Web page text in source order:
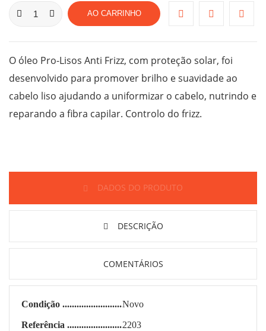
AO CARRINHO
O óleo Pro-Lisos Anti Frizz, com proteção solar, foi
desenvolvido para promover brilho e suavidade ao
cabelo liso ajudando a uniformizar o cabelo, nutrindo e
reparando a fibra capilar. Controlo do frizz.
DADOS DO PRODUTO
DESCRIÇÃO
COMENTÁRIOS
Condição Novo
Referência 2203